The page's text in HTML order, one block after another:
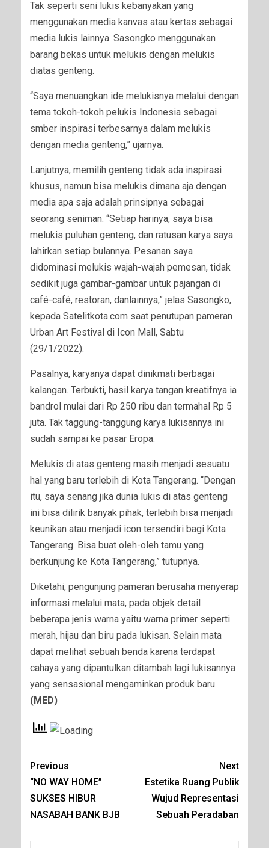
Tak seperti seni lukis kebanyakan yang
menggunakan media kanvas atau kertas sebagai
media lukis lainnya. Sasongko menggunakan
barang bekas untuk melukis dengan melukis
diatas genteng.
“Saya menuangkan ide melukisnya melalui dengan
tema tokoh-tokoh pelukis Indonesia sebagai
smber inspirasi terbesarnya dalam melukis
dengan media genteng,” ujarnya.
Lanjutnya, memilih genteng tidak ada inspirasi
khusus, namun bisa melukis dimana aja dengan
media apa saja adalah prinsipnya sebagai
seorang seniman. “Setiap harinya, saya bisa
melukis puluhan genteng, dan ratusan karya saya
lahirkan setiap bulannya. Pesanan saya
didominasi melukis wajah-wajah pemesan, tidak
sedikit juga gambar-gambar untuk pajangan di
café-café, restoran, danlainnya,” jelas Sasongko,
kepada Satelitkota.com saat penutupan pameran
Urban Art Festival di Icon Mall, Sabtu
(29/1/2022).
Pasalnya, karyanya dapat dinikmati berbagai
kalangan. Terbukti, hasil karya tangan kreatifnya ia
bandrol mulai dari Rp 250 ribu dan termahal Rp 5
juta. Tak taggung-tanggung karya lukisannya ini
sudah sampai ke pasar Eropa.
Melukis di atas genteng masih menjadi sesuatu
hal yang baru terlebih di Kota Tangerang. “Dengan
itu, saya senang jika dunia lukis di atas genteng
ini bisa dilirik banyak pihak, terlebih bisa menjadi
keunikan atau menjadi icon tersendiri bagi Kota
Tangerang. Bisa buat oleh-oleh tamu yang
berkunjung ke Kota Tangerang,” tutupnya.
Diketahi, pengunjung pameran berusaha menyerap
informasi melalui mata, pada objek detail
beberapa jenis warna yaitu warna primer seperti
merah, hijau dan biru pada lukisan. Selain mata
dapat melihat sebuah benda karena terdapat
cahaya yang dipantulkan ditambah lagi lukisannya
yang sensasional mengaminkan produk baru.
(MED)
Previous
“NO WAY HOME”
SUKSES HIBUR
NASABAH BANK BJB
Next
Estetika Ruang Publik
Wujud Representasi
Sebuah Peradaban